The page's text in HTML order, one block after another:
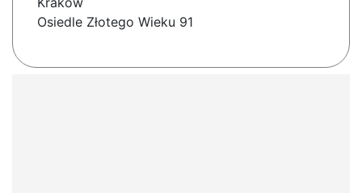
Osiedle Złotego Wieku 91